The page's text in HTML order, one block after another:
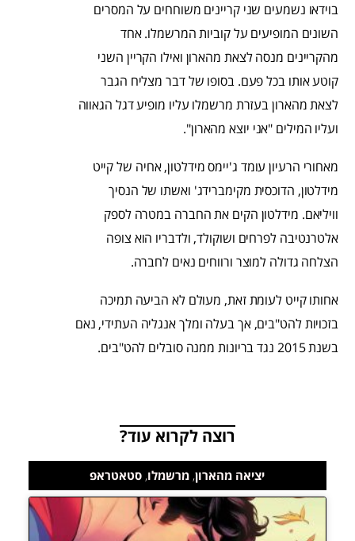
בוידאו נשמעים שני קריינים משוחחים על המסרים
השונים המופיעים על קוביות המרשמלו. אחד
מהקריינים מנסה לצאת מהארון ואילו הקריין השני
קוטע אותו בכל פעם. בסופו של דבר מצליח הגבר
לצאת מהארון בעזרת מרשמלו עליו מופיע דגל הגאווה
ועליו המילים "אני יוצא מהארון".
מאחורי הרעיון עומד ג'יימס מידלטון, אחיה של קייט
מידלטון, הדוכסית מקימברידג' ואשתו של הנסיך
וויליאם. מידלטון הקים את החברה במטרה לספק
אלטרנטיבה לפרחים ושוקולד, ולדבריו הוא צופה
הצלחה גדולה למוצר ורווחים נאים לחברה.
אחותו קייט לעומת זאת, מעולם לא הביעה תמיכה
בזכויות להט"בים, אך בעלה ומלך אנגליה העתידי, נאם
בשנת 2015 נגד בריונות ממנה סובלים להט"בים.
רוצה לקרוא עוד?
יציאה מהארון,מרשמלו,סטאטראפ